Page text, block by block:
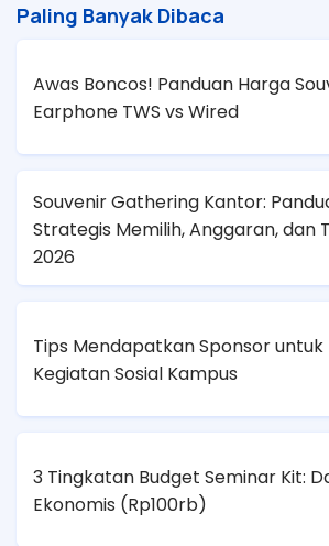
Paling Banyak Dibaca
Awas Boncos! Panduan Harga
Earphone TWS vs Wired
Souvenir Gathering Kantor:
Strategis Memilih, Anggaran, dan
2026
Tips Mendapatkan Sponsor untuk
Kegiatan Sosial Kampus
3 Tingkatan Budget Seminar Kit:
Ekonomis (Rp100rb)